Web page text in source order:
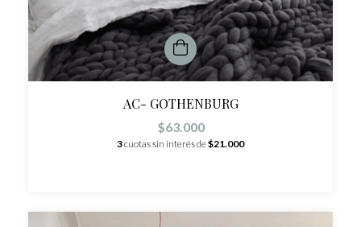
AC- GOTHENBURG
$63.000
3cuotas sin interés de$21.000